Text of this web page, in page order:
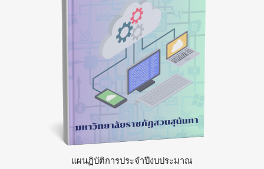
แผนฏิบัติการประจำปีงบประมาณ